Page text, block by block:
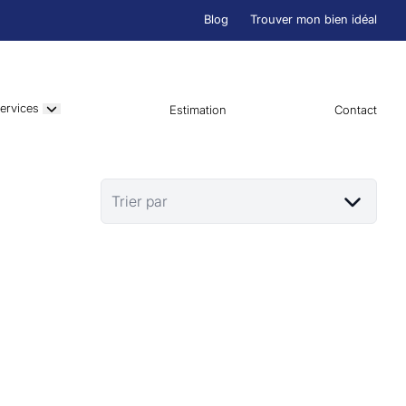
Blog Trouver mon bien idéal
Estimation Contact
Trier par